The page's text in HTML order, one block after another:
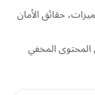
حقائق الأمان
المحتوى المخفي